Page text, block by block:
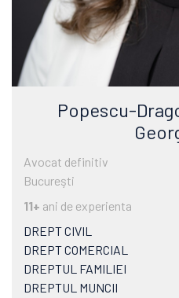
Popescu-
Avocat definitiv
Bucureşti
11+ ani de experienta
DREPT CIVIL
DREPT COMERCIAL
DREPTUL FAMILIEI
DREPTUL MUNCII